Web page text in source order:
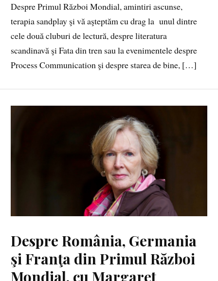
Despre Primul Război Mondial, amintiri ascunse,
terapia sandplay şi vă aşteptăm cu drag la unul dintre
cele două cluburi de lectură, despre literatura
scandinavă şi Fata din tren sau la evenimentele despre
Process Communication şi despre starea de bine, […]
Despre România, Germania
şi Franţa din Primul Război
Mondial, cu Margaret